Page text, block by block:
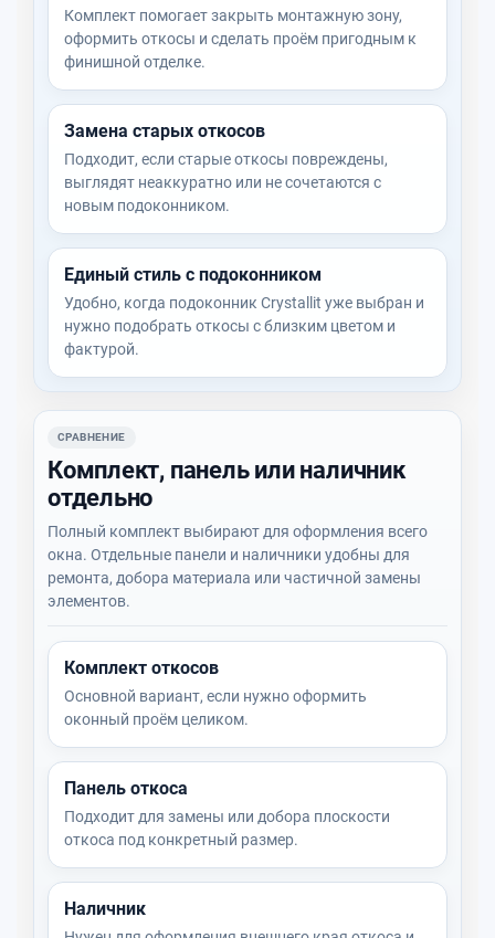
Комплект помогает закрыть монтажную зону,
оформить откосы и сделать проём пригодным к
финишной отделке.
Замена старых откосов
Подходит, если старые откосы повреждены,
выглядят неаккуратно или не сочетаются с
новым подоконником.
Единый стиль с подоконником
Удобно, когда подоконник Crystallit уже выбран и
нужно подобрать откосы с близким цветом и
фактурой.
СРАВНЕНИЕ
Комплект, панель или наличник
отдельно
Полный комплект выбирают для оформления всего
окна. Отдельные панели и наличники удобны для
ремонта, добора материала или частичной замены
элементов.
Комплект откосов
Основной вариант, если нужно оформить
оконный проём целиком.
Панель откоса
Подходит для замены или добора плоскости
откоса под конкретный размер.
Наличник